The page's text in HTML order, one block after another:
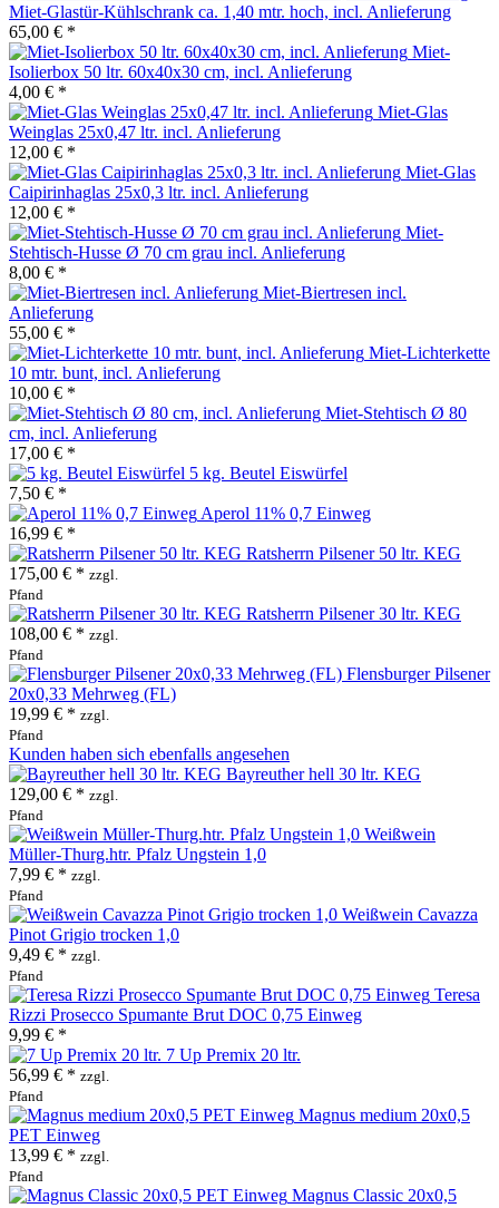
Miet-Glastür-Kühlschrank ca. 1,40 mtr. hoch, incl. Anlieferung
65,00 € *
Miet-
Isolierbox 50 ltr. 60x40x30 cm, incl. Anlieferung
4,00 € *
Miet-Glas
Weinglas 25x0,47 ltr. incl. Anlieferung
12,00 € *
Miet-Glas
Caipirinhaglas 25x0,3 ltr. incl. Anlieferung
12,00 € *
Miet-
Stehtisch-Husse Ø 70 cm grau incl. Anlieferung
8,00 € *
Miet-Biertresen incl.
Anlieferung
55,00 € *
Miet-Lichterkette
10 mtr. bunt, incl. Anlieferung
10,00 € *
Miet-Stehtisch Ø 80
cm, incl. Anlieferung
17,00 € *
5 kg. Beutel Eiswürfel
7,50 € *
Aperol 11% 0,7 Einweg
16,99 € *
Ratsherrn Pilsener 50 ltr. KEG
175,00 € * zzgl.
Pfand
Ratsherrn Pilsener 30 ltr. KEG
108,00 € * zzgl.
Pfand
Flensburger Pilsener
20x0,33 Mehrweg (FL)
19,99 € * zzgl.
Pfand
Kunden haben sich ebenfalls angesehen
Bayreuther hell 30 ltr. KEG
129,00 € * zzgl.
Pfand
Weißwein
Müller-Thurg.htr. Pfalz Ungstein 1,0
7,99 € * zzgl.
Pfand
Weißwein Cavazza
Pinot Grigio trocken 1,0
9,49 € * zzgl.
Pfand
Teresa
Rizzi Prosecco Spumante Brut DOC 0,75 Einweg
9,99 € *
7 Up Premix 20 ltr.
56,99 € * zzgl.
Pfand
Magnus medium 20x0,5
PET Einweg
13,99 € * zzgl.
Pfand
Magnus Classic 20x0,5